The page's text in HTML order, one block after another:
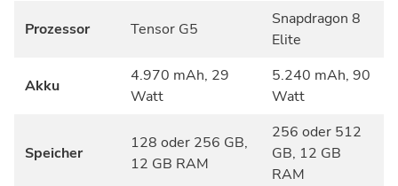
Prozessor Tensor G5
Snapdragon 8
Elite
Akku
4.970 mAh, 29
Watt
5.240 mAh, 90
Watt
Speicher
128 oder 256 GB,
12 GB RAM
256 oder 512
GB, 12 GB
RAM